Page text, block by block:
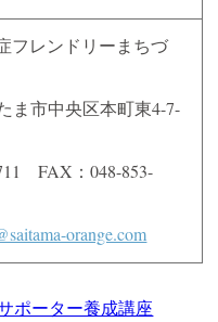
フレンドリーまちづ
ま市中央区本町東4-7-
FAX：048-853-
orange.com
ポーター養成講座